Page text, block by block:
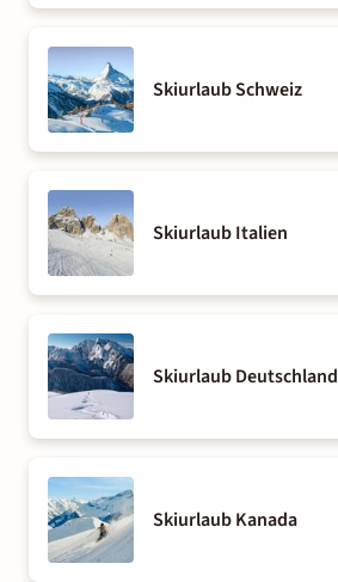
Skiurlaub Schweiz
Skiurlaub Italien
Skiurlaub Deutschland
Skiurlaub Kanada